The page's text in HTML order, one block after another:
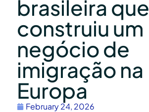
brasileira que
construiu um
negócio de
imigração na
Europa
February 24, 2026